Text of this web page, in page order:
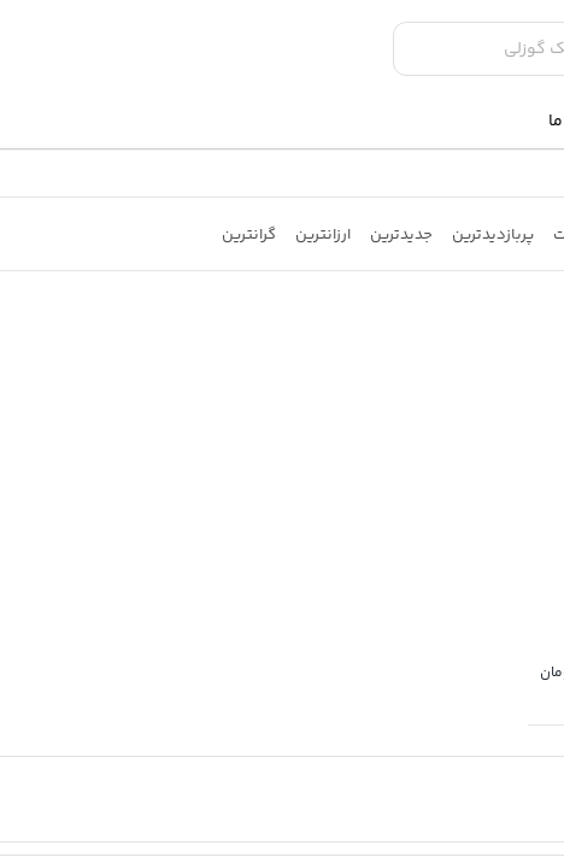
پربازدیدترین جدیدترین ارزانترین گرانترین